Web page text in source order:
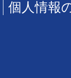
個人情報